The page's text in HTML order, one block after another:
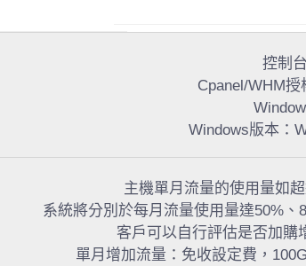
控制
Cpanel/WHM
Windows版本：
主機單月流量的使用量如
系統將分別於每月流量使用量達50%、
客戶可以自行評估是否加購
單月增加流量：免收設定費，